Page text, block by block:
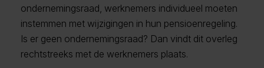
ondernemingsraad, werknemers individueel moeten
instemmen met wijzigingen in hun pensioenregeling.
Is er geen ondernemingsraad? Dan vindt dit overleg
rechtstreeks met de werknemers plaats.